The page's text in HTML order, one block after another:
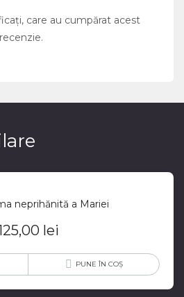
care au cumpărat acest
neprihănită a Mariei
lei
PUNE ÎN COȘ